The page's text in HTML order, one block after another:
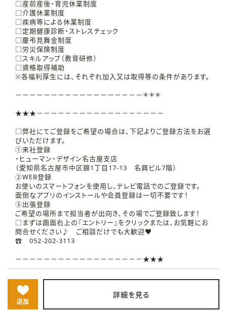
□産前産後・育児休業制度
□介護休業制度
□疾病等による休業制度
□定期健康診断・ストレスチェック
□慶弔見舞金制度
□労災保険制度
□スキルアップ（教育研修）
□資格取得補助
※各福利厚生には、それぞれ加入又は取得等の条件があります。
－－－－－－－－－－－－－－－－－－＊＊＊
★★★－－－－－－－－－－－－－－－－－－
□弊社にてご登録をご希望の場合は、下記よりご登録方法をお選
びいただけます。
①来社登録
・ヒューマン・デザイン名古屋支店
（愛知県名古屋市中区錦1丁目17-13 名興ビル7階）
②WEB登録
お使いのスマートフォンを使用し、テレビ電話でのご登録です。
面倒なアプリのインストールや会員登録は一切不要です！
③出張登録
ご希望の場所まで担当者が出向き、その場でご登録致します！
□まずは画面右上の『エントリー』をクリックまたは、お気軽にお
問合せください♪ ご相談だけでも大歓迎♥
☎ 052-202-3113
－－－－－－－－－－－－－－－－－－★★★
追加
詳細を見る